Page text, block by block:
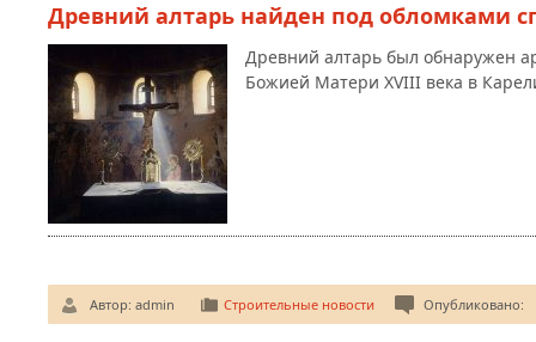
Древний алтарь найден под обломками
Древний алтарь был обнаружен
Божией Матери XVIII века в
Автор: admin Строительные новости Опубликовано: